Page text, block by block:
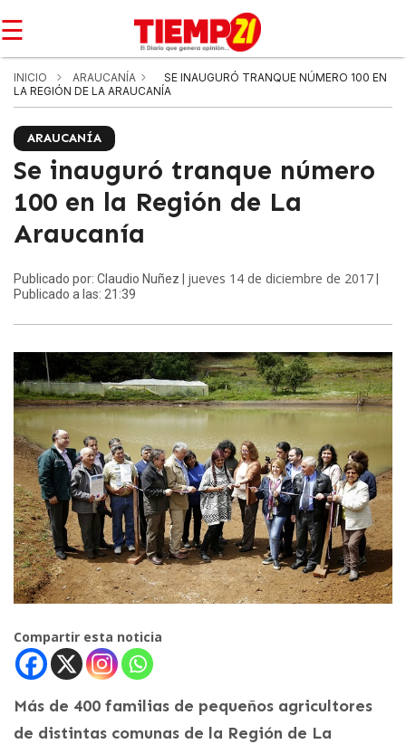
☰
INICIO ARAUCANÍA
SE INAUGURÓ TRANQUE NÚMERO 100 EN
LA REGIÓN DE LA ARAUCANÍA
ARAUCANÍA
Se inauguró tranque número
100 en la Región de La
Araucanía
Publicado por: Claudio Nuñez | jueves 14 de diciembre de 2017
Publicado a las: 21:39
Compartir esta noticia
Más de 400 familias de pequeños agricultores
de distintas comunas de la Región de La